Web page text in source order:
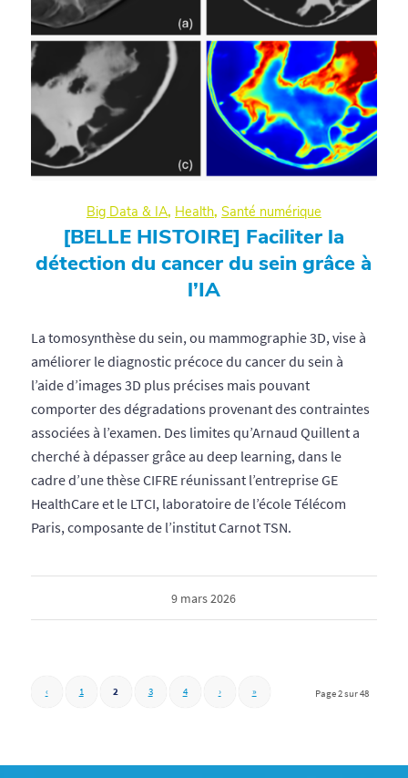
Big Data & IA, Health, Santé numérique
[BELLE HISTOIRE] Faciliter la
détection du cancer du sein grâce à
l’IA
La tomosynthèse du sein, ou mammographie 3D, vise à
améliorer le diagnostic précoce du cancer du sein à
l’aide d’images 3D plus précises mais pouvant
comporter des dégradations provenant des contraintes
associées à l’examen. Des limites qu’Arnaud Quillent a
cherché à dépasser grâce au deep learning, dans le
cadre d’une thèse CIFRE réunissant l’entreprise GE
HealthCare et le LTCI, laboratoire de l’école Télécom
Paris, composante de l’institut Carnot TSN.
9 mars 2026
Page 2 sur 48
‹ 1 2 3 4 › »